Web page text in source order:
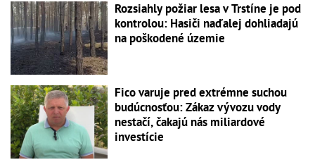
Rozsiahly požiar lesa v Trstíne je pod
kontrolou: Hasiči naďalej dohliadajú
na poškodené územie
Fico varuje pred extrémne suchou
budúcnosťou: Zákaz vývozu vody
nestačí, čakajú nás miliardové
investície